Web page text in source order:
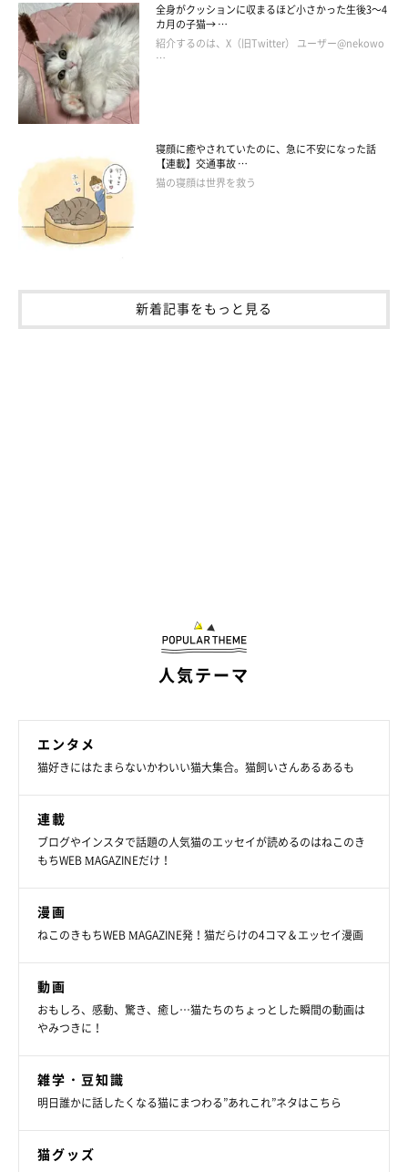
猫が2本足で立つ理由（4）安定しやすいから
コンパクトで足が短い猫や、中型で骨太な体型の猫の場合、低重
心で安定した体勢がとりやすいため、2本足で立ちながら腰を落
として、休憩しているような姿になることも。たとえば、マンチ
カンやスコティッシュフォールドなどの猫種に見られます。
このように、猫が2本足で立つのには、猫なりの理由があるよう
お話を伺った先生／今泉忠明先生（哺乳動物学者 日本動物科学
研究所院長）
参考／「ねこのきもち」2025年9月号『らしからぬ、2本足の姿
に、じつはワケあり。スクッと立っちゃう猫』
文／長谷部サチ
です。
全身がクッションに収まるほど小さかった生後3～4
カ月の子猫→ …
紹介するのは、X（旧Twitter） ユーザー@nekowo
…
寝顔に癒やされていたのに、急に不安になった話
【連載】交通事故 …
猫の寝顔は世界を救う
新着記事をもっと見る
人気テーマ
エンタメ
猫好きにはたまらないかわいい猫大集合。猫飼いさんあるあるも
連載
ブログやインスタで話題の人気猫のエッセイが読めるのはねこのき
もちWEB MAGAZINEだけ！
漫画
ねこのきもちWEB MAGAZINE発！猫だらけの4コマ＆エッセイ漫画
動画
おもしろ、感動、驚き、癒し…猫たちのちょっとした瞬間の動画は
やみつきに！
雑学・豆知識
明日誰かに話したくなる猫にまつわる”あれこれ”ネタはこちら
猫グッズ